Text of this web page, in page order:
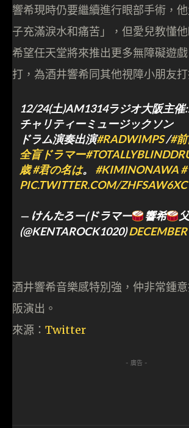
響希現時仍要繼續進行眼部手術，
子充滿淚水和痛苦」，但愛兒教懂
希望任天堂將來推出更多無障礙遊
打，為酒井響希同其他視障小朋友打
12/24(土)AM1314ラジオ大阪主催
チャリティーミュージックソン
ドラム演奏出演#RADWIMPS/#
全盲ドラマー
歳#君の名は。 #KIMINONAWA
PIC.TWITTER.COM/
— けんたろー(ドラマー 響希
(@KENTAROCK1020)
酒井響希音樂感特別強，仲非常鍾
阪演出。
來源： Twitter
- 廣告 -